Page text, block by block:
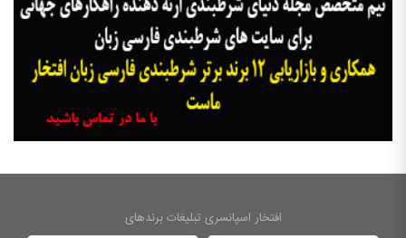
افتخار اسپانسری تبلیغات برندهای